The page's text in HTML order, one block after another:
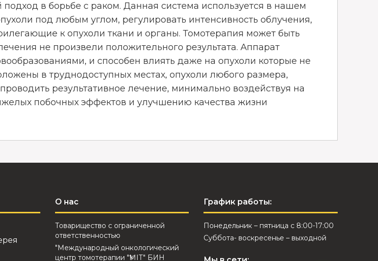
в борьбе с раком. Данная система используется в нашем
под любым углом, регулировать интенсивность облучения,
к опухоли ткани и органы. Томотерапия может быть
не произвели положительного результата. Аппарат
и способен влиять даже на опухоли которые не
в труднодоступных местах, опухоли любого размера,
результативное лечение, минимально воздействуя на
побочных эффектов и улучшению качества жизни
О нас
Товарищество с ограниченной
ответственностью
"Международный онкологический
центр томотерапии "ҮМІТ" БИН
График работы:
Понедельник – пятница с 8:00-17:00
Суббота- воскресенье – выходной